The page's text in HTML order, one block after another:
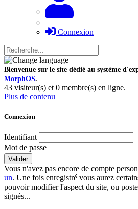
Connexion
Bienvenue sur le site dédié au système
MorphOS.
43 visiteur(s) et 0 membre(s) en ligne.
Plus de contenu
Connexion
Identifiant
Mot de passe
Valider
Vous n'avez pas encore de compte
un. Une fois enregistré vous aurez
pouvoir modifier l'aspect du site, ou
signés...